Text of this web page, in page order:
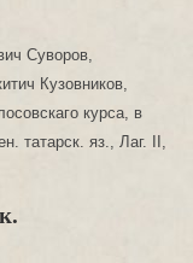
Суворов,
Кузовников,
курса, в
татарск. яз., Лаг. II,